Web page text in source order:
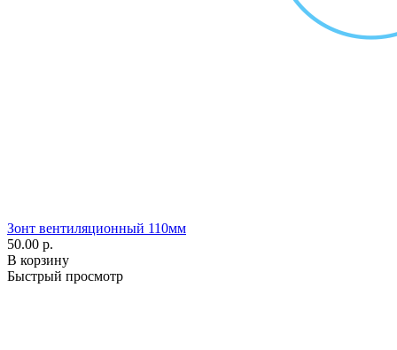
Зонт вентиляционный 110мм
50.00 р.
В корзину
Быстрый просмотр